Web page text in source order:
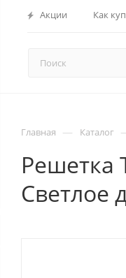
Акции Как
Главная — Каталог
Решетка
Светлое